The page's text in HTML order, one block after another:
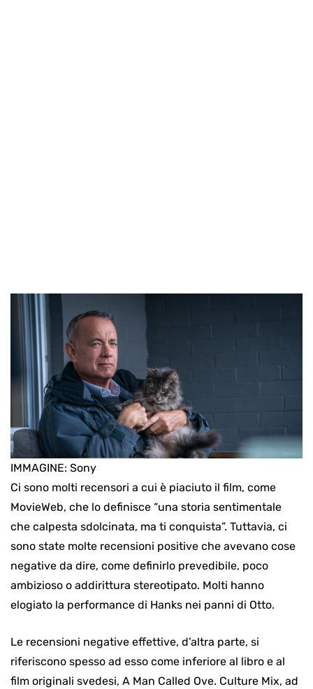
IMMAGINE: Sony
Ci sono molti recensori a cui è piaciuto il film, come
MovieWeb, che lo definisce “una storia sentimentale
che calpesta sdolcinata, ma ti conquista”. Tuttavia, ci
sono state molte recensioni positive che avevano cose
negative da dire, come definirlo prevedibile, poco
ambizioso o addirittura stereotipato. Molti hanno
elogiato la performance di Hanks nei panni di Otto.
Le recensioni negative effettive, d’altra parte, si
riferiscono spesso ad esso come inferiore al libro e al
film originali svedesi, A Man Called Ove. Culture Mix, ad